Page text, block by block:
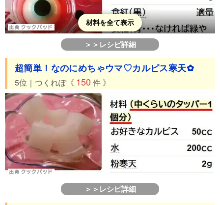
材料を全て表示
＞＞レシピ詳細
超簡単！なのにめちゃウマ♡カルピス寒天✿
5位｜つくれぽ《 150 件 》
＞＞レシピ詳細